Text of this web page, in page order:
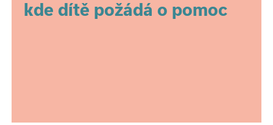
kde dítě požádá o pomoc